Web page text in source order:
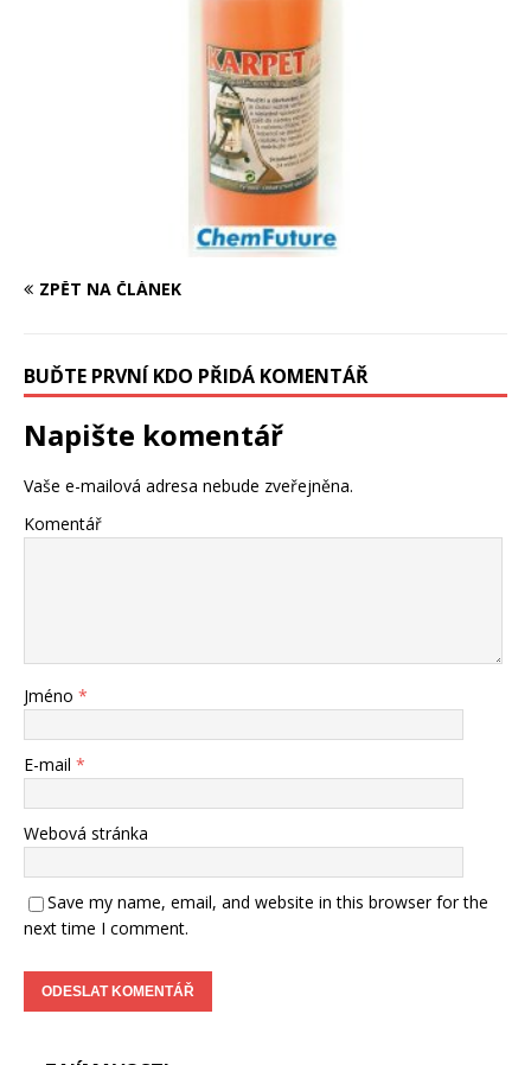
ZPĚT NA ČLÁNEK
BUĎTE PRVNÍ KDO PŘIDÁ KOMENTÁŘ
Napište komentář
Vaše e-mailová adresa nebude zveřejněna.
Komentář
Jméno *
E-mail *
Webová stránka
Save my name, email, and website in this browser for the
next time I comment.